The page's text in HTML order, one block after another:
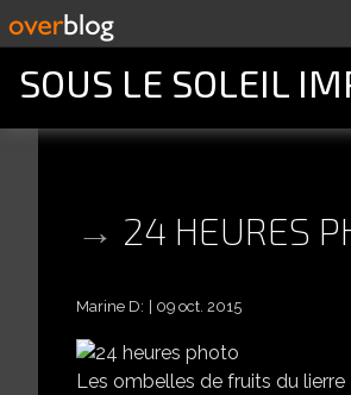
SOUS LE SOLEIL
24 HEURES
Marine D: 09 oct. 2015
Les ombelles de fruits du